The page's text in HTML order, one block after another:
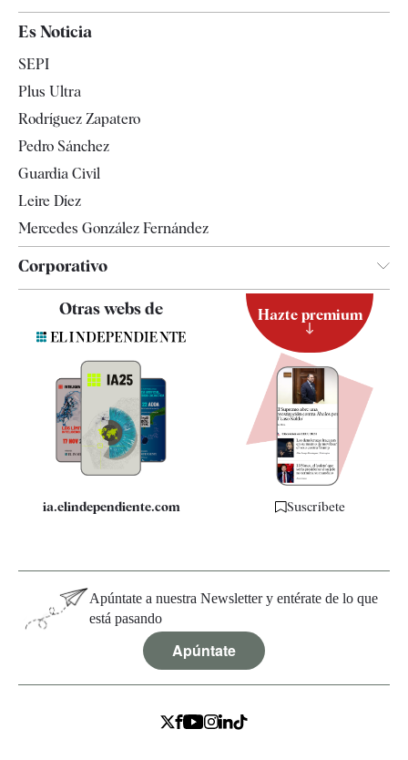
España
Televisión
Es Noticia
SEPI
Plus Ultra
Rodríguez Zapatero
Pedro Sánchez
Guardia Civil
Leire Díez
Mercedes González Fernández
Corporativo
Contacto
Quiénes somos
Especificaciones
Otras webs de
ia.elindependiente.com
Hazte premium
Suscríbete
Apúntate a nuestra Newsletter y entérate de lo que
está pasando
Apúntate